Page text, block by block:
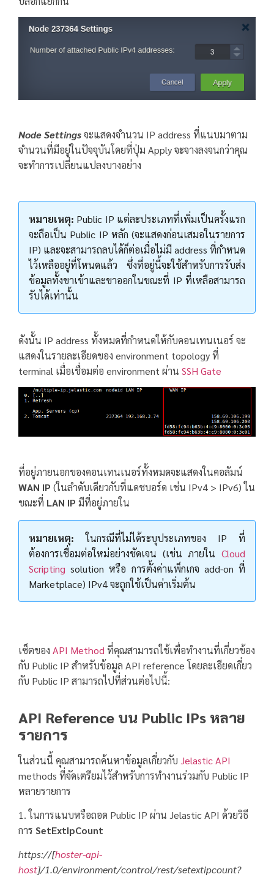
Node Settingsจะแสดงจำนวน IP address ที่แนบมาตาม
จำนวนที่มีอยู่ในปัจจุบันโดยที่ปุ่ม Apply จะจางลงจนกว่าคุณ
จะทำการเปลี่ยนแปลงบางอย่าง
หมายเหตุ: Public IP แต่ละประเภทที่เพิ่มเป็นครั้งแรก
จะถือเป็น Public IP หลัก (จะแสดงก่อนเสมอในรายการ
IP) และจะสามารถลบได้ก็ต่อเมื่อไม่มี address ที่กำหนด
ไว้เหลืออยู่ที่โหนดแล้ว ซึ่งที่อยู่นี้จะใช้สำหรับการรับส่ง
ข้อมูลทั้งขาเข้าและขาออกในขณะที่ IP ที่เหลือสามารถ
รับได้เท่านั้น
ดังนั้น IP address ทั้งหมดที่กำหนดให้กับคอนเทนเนอร์ จะ
แสดงในรายละเอียดของ environment topology ที่
terminal เมื่อเชื่อมต่อ environment ผ่าน SSH Gate
ที่อยู่ภายนอกของคอนเทนเนอร์ทั้งหมดจะแสดงในคอลัมน์
WAN IP (ในลำดับเดียวกับที่แดชบอร์ด เช่น IPv4 > IPv6) ใน
ขณะที่ LAN IP มีที่อยู่ภายใน
หมายเหตุ: ในกรณีที่ไม่ได้ระบุประเภทของ IP ที่
ต้องการเชื่อมต่อใหม่อย่างชัดเจน (เช่น ภายใน Cloud
Scripting solution หรือ การตั้งค่าแพ็กเกจ add-on ที่
Marketplace) IPv4 จะถูกใช้เป็นค่าเริ่มต้น
เซ็ตของ API Method ที่คุณสามารถใช้เพื่อทำงานที่เกี่ยวข้อง
กับ Public IP สำหรับข้อมูล API reference โดยละเอียดเกี่ยว
กับ Public IP สามารถไปที่ส่วนต่อไปนี้:
API Reference บน Public IPs หลาย
รายการ
ในส่วนนี้ คุณสามารถค้นหาข้อมูลเกี่ยวกับ Jelastic API
methods ที่จัดเตรียมไว้สำหรับการทำงานร่วมกับ Public IP
หลายรายการ
1. ในการแนบหรือถอด Public IP ผ่าน Jelastic API ด้วยวิธี
การ SetExtIpCount
https://[hoster-api-
host]/1.0/environment/control/rest/setextipcount?